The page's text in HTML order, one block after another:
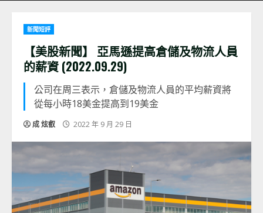
新聞短評
【美股新聞】 亞馬遜提高倉儲及物流人員
的薪資 (2022.09.29)
公司在周三表示，倉儲及物流人員的平均薪資將
從每小時18美金提高到19美金
成 炫叡 2022 年 9 月 29 日